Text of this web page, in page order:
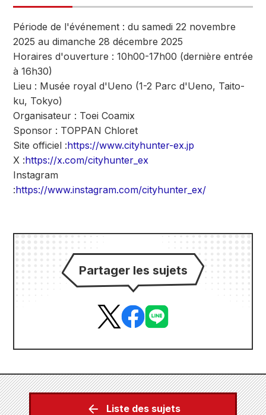
Période de l'événement : du samedi 22 novembre
2025 au dimanche 28 décembre 2025
Horaires d'ouverture : 10h00-17h00 (dernière entrée
à 16h30)
Lieu : Musée royal d'Ueno (1-2 Parc d'Ueno, Taito-
ku, Tokyo)
Organisateur : Toei Coamix
Sponsor : TOPPAN Chloret
Site officiel :https://www.cityhunter-ex.jp
X :https://x.com/cityhunter_ex
Instagram
:https://www.instagram.com/cityhunter_ex/
Partager les sujets
Liste des sujets